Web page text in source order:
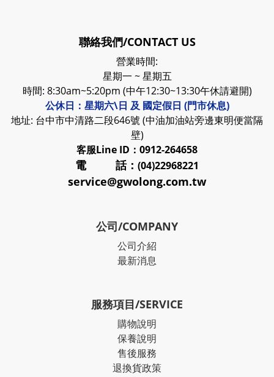
聯絡我們/CONTACT US
營業時間:
星期一 ~ 星期五
時間: 8:30am~5:20pm (中午12:30~13:30午休請避開)
公休日：星期六\日 及 國定假日 (門市休息)
地址: 台中市中清路二段646號 (中油加油站旁邊東明便當隔
壁)
客服Line ID：0912-264658
電 話： (04)22968221
service@gwolong.com.tw
公司/COMPANY
公司介紹
最新消息
服務項目/SERVICE
購物說明
保養說明
售後服務
退換貨政策